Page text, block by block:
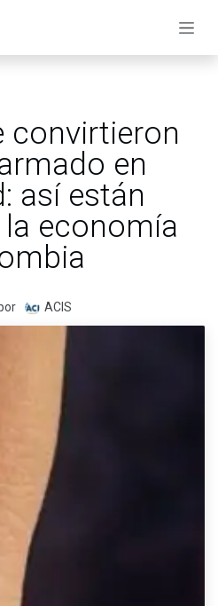
convirtieron
en
así están
economía
ACIS